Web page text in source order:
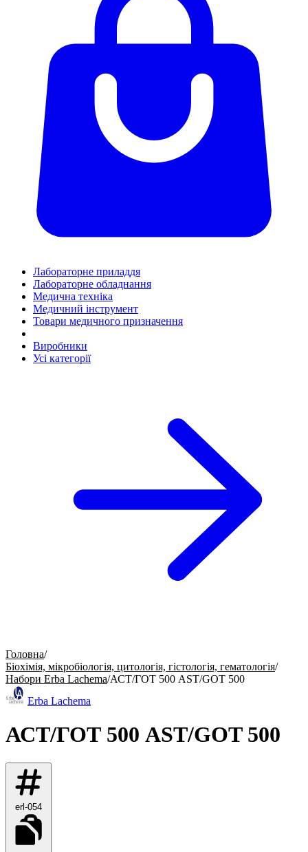
Лабораторне приладдя
Лабораторне обладнання
Медична техніка
Медичний інструмент
Товари медичного призначення
Виробники
Усі категорії
Головна/
Біохімія, мікробіологія, цитологія, гістологія, гематологія/
Набори Erba Lachema/АСТ/ГОТ 500 AST/GOT 500
Erba Lachema
АСТ/ГОТ 500 AST/GOT 500
erl-054